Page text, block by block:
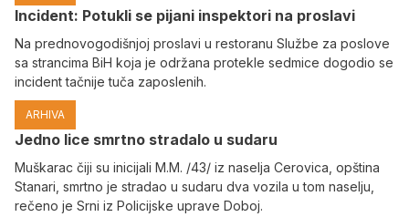
Incident: Potukli se pijani inspektori na proslavi
Na prednovogodišnjoj proslavi u restoranu Službe za poslove
sa strancima BiH koja je održana protekle sedmice dogodio se
incident tačnije tuča zaposlenih.
ARHIVA
Јedno lice smrtno stradalo u sudaru
Muškarac čiji su inicijali M.M. /43/ iz naselja Cerovica, opština
Stanari, smrtno je stradao u sudaru dva vozila u tom naselju,
rečeno je Srni iz Policijske uprave Doboj.